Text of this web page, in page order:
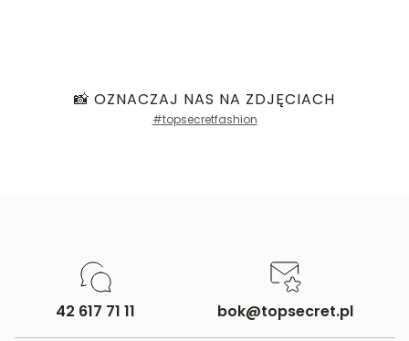
📸 OZNACZAJ NAS NA ZDJĘCIACH
#topsecretfashion
42 617 71 11 bok@topsecret.pl